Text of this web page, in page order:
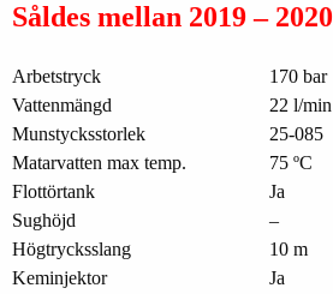
Såldes mellan 2019 – 2020
Arbetstryck
170 bar
Vattenmängd
22 l/min
Munstycksstorlek
25-085
Matarvatten max temp.
75 ºC
Flottörtank
Ja
Sughöjd
–
Högtrycksslang
10 m
Keminjektor
Ja